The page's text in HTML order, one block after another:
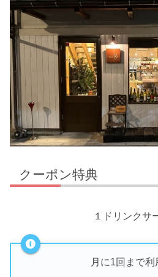
クーポン特典
１ドリンクサ
月に1回まで利